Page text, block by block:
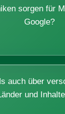
sorgen für
Google?
auch über
und